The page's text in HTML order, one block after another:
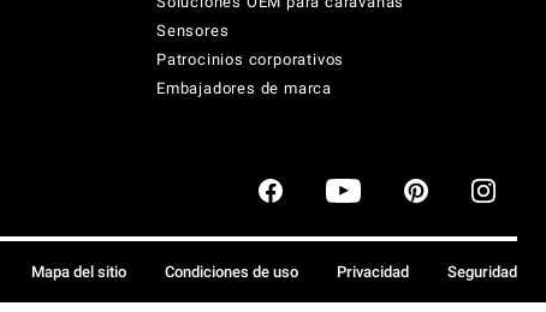
Sensores
Patrocinios corporativos
Embajadores de marca
Mapa del sitio Condiciones de uso Privacidad Seguridad